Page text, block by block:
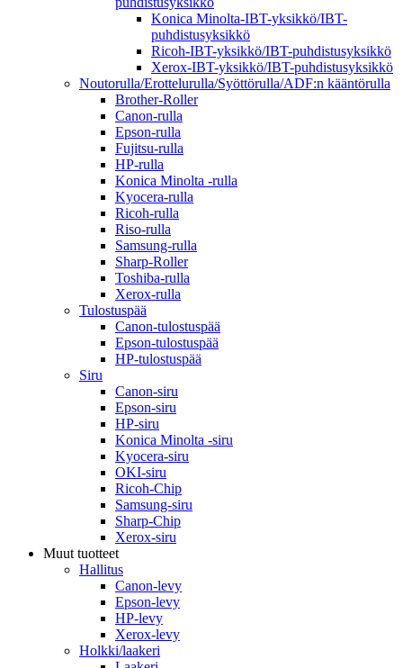
Konica Minolta-IBT-yksikkö/IBT-
puhdistusyksikkö
Ricoh-IBT-yksikkö/IBT-puhdistusyksikkö
Xerox-IBT-yksikkö/IBT-puhdistusyksikkö
Noutorulla/Erottelurulla/Syöttörulla/ADF:n kääntörulla
Brother-Roller
Canon-rulla
Epson-rulla
Fujitsu-rulla
HP-rulla
Konica Minolta -rulla
Kyocera-rulla
Ricoh-rulla
Riso-rulla
Samsung-rulla
Sharp-Roller
Toshiba-rulla
Xerox-rulla
Tulostuspää
Canon-tulostuspää
Epson-tulostuspää
HP-tulostuspää
Siru
Canon-siru
Epson-siru
HP-siru
Konica Minolta -siru
Kyocera-siru
OKI-siru
Ricoh-Chip
Samsung-siru
Sharp-Chip
Xerox-siru
Muut tuotteet
Hallitus
Canon-levy
Epson-levy
HP-levy
Xerox-levy
Holkki/laakeri